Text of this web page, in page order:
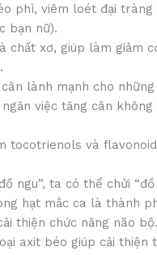
phì, viêm loét đại tràng
bạn nữ).
xơ, giúp làm giảm
lành mạnh cho
việc tăng cân không
tocotrienols và
ngu”, ta có thể chửi
hạt mắc ca là thành
thiện chức năng não bộ.
axit béo giúp cải